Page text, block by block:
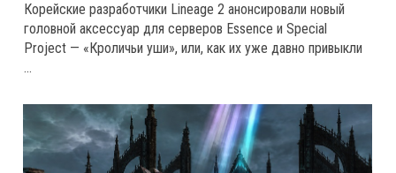
Корейские разработчики Lineage 2 анонсировали новый
головной аксессуар для серверов Essence и Special
Project — «Кроличьи уши», или, как их уже давно привыкли
...